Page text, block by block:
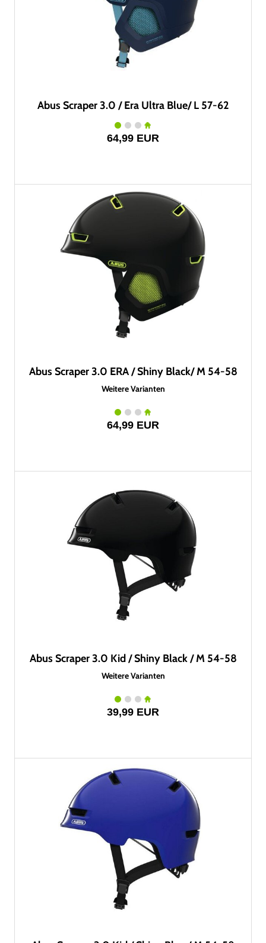
Abus Scraper 3.0 / Era Ultra Blue/ L 57-62
64,99 EUR
Abus Scraper 3.0 ERA / Shiny Black/ M 54-58
Weitere Varianten
64,99 EUR
Abus Scraper 3.0 Kid / Shiny Black / M 54-58
Weitere Varianten
39,99 EUR